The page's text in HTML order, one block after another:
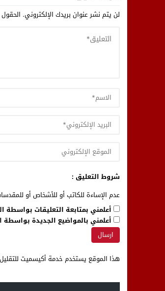
لن يتم نشر عنوان بريدك الإلكتروني. الحقول
شروط التعليق :
عدم الإساءة للكاتب أو للأشخاص أو
أعلمني بمتابعة التعليقات بواسطة
أعلمني بالمواضيع الجديدة بواسطة
هذا الموقع يستخدم خدمة أكيسميت للتقليل